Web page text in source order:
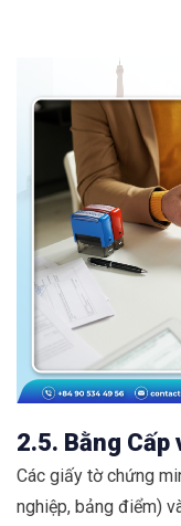
2.5. Bằng Cấp
Các giấy tờ chứng
nghiệp, bảng điểm)